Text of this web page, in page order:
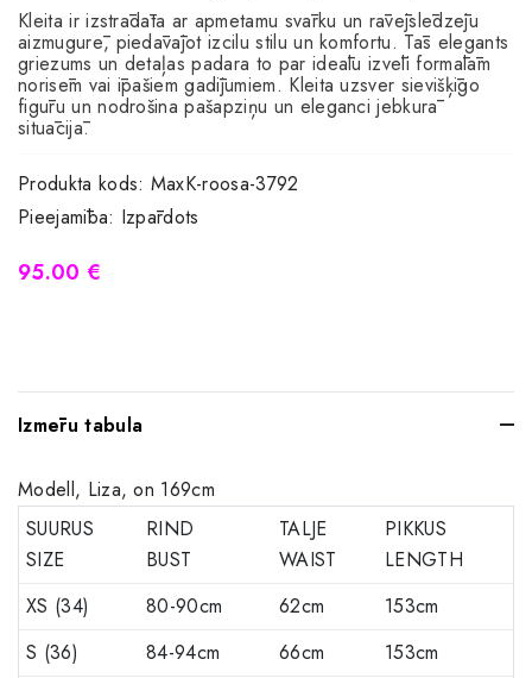
Kleita ir izstrādāta ar apmetamu svārku un rāvējslēdzēju
aizmugurē, piedāvājot izcilu stilu un komfortu. Tās elegants
griezums un detaļas padara to par ideālu izvēli formālām
norisēm vai īpašiem gadījumiem. Kleita uzsver sievišķīgo
figūru un nodrošina pašapziņu un eleganci jebkurā
situācijā.
Produkta kods: MaxK-roosa-3792
Pieejamība: Izpārdots
95.00 €
Izmēru tabula
Modell, Liza, on 169cm
SUURUS
SIZE
RIND
BUST
TALJE
WAIST
PIKKUS
LENGTH
XS (34)
80-90cm 62cm
153cm
S (36)
84-94cm 66cm
153cm